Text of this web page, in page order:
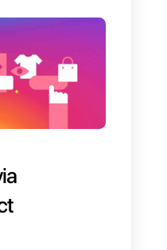
os seus
sua própria
analytics para